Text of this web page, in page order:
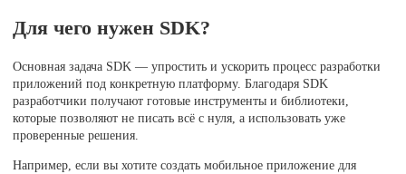
Для чего нужен SDK?
Основная задача SDK — упростить и ускорить процесс разработки
приложений под конкретную платформу. Благодаря SDK
разработчики получают готовые инструменты и библиотеки,
которые позволяют не писать всё с нуля, а использовать уже
проверенные решения.
Например, если вы хотите создать мобильное приложение для